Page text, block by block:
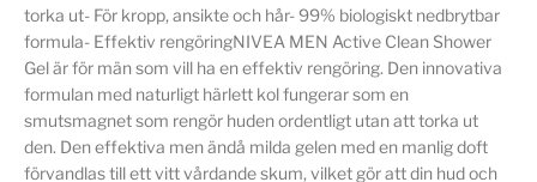
torka ut- För kropp, ansikte och hår- 99% biologiskt nedbrytbar
formula- Effektiv rengöringNIVEA MEN Active Clean Shower
Gel är för män som vill ha en effektiv rengöring. Den innovativa
formulan med naturligt härlett kol fungerar som en
smutsmagnet som rengör huden ordentligt utan att torka ut
den. Den effektiva men ändå milda gelen med en manlig doft
förvandlas till ett vitt vårdande skum, vilket gör att din hud och